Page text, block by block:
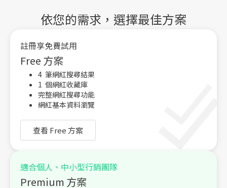
依您的需求，選擇最佳方案
註冊享免費試用
Free 方案
4 筆網紅搜尋結果
1 個網紅收藏庫
完整網紅搜尋功能
網紅基本資料瀏覽
查看 Free 方案
適合個人、中小型行銷團隊
Premium 方案